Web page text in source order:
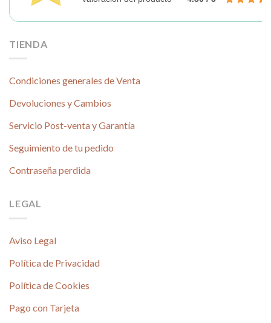
TIENDA
Condiciones generales de Venta
Devoluciones y Cambios
Servicio Post-venta y Garantía
Seguimiento de tu pedido
Contraseña perdida
LEGAL
Aviso Legal
Política de Privacidad
Política de Cookies
Pago con Tarjeta